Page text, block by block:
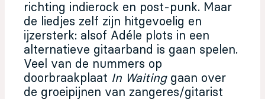
richting indierock en post-punk. Maar
de liedjes zelf zijn hitgevoelig en
ijzersterk: alsof Adéle plots in een
alternatieve gitaarband is gaan spelen.
Veel van de nummers op
doorbraakplaat In Waitinggaan over
de groeipijnen van zangeres/gitarist